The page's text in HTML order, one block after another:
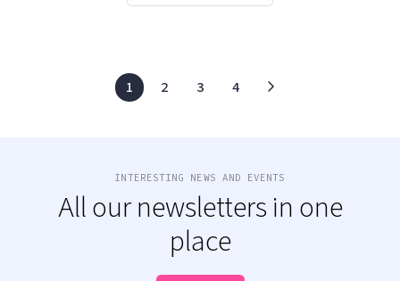
1 2 3 4
INTERESTING NEWS AND EVENTS
All our newsletters in one
place